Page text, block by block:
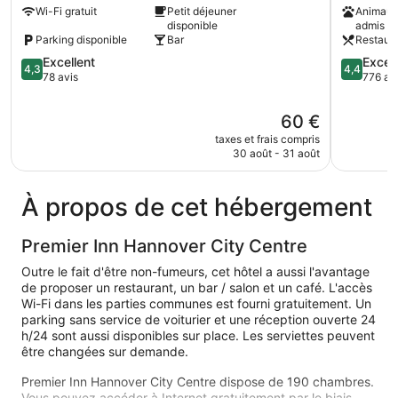
City
Mitte
Wi-Fi gratuit
Petit déjeuner
disponible
Parking disponible
Bar
4.3
sur
4,3 Excellent
78 avis
Le
nouveau
prix
60 €
taxes et frais compris
30 août - 31 août
Mitte
Mitte
admis
4.4
sur
4,4
776
À propos de cet hébergement
Premier Inn Hannover City Centre
Outre le fait d'être non-fumeurs, cet hôtel a aussi l'avantage
de proposer un restaurant, un bar / salon et un café. L'accès
Wi-Fi dans les parties communes est fourni gratuitement. Un
parking sans service de voiturier et une réception ouverte 24
h/24 sont aussi disponibles sur place. Les serviettes peuvent
être changées sur demande.
Premier Inn Hannover City Centre dispose de 190 chambres.